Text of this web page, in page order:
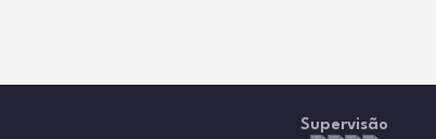
Supervisão